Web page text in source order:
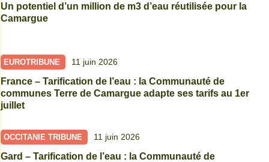
Un potentiel d’un million de m3 d’eau réutilisée pour la
Camargue
EUROTRIBUNE 11 juin 2026
France – Tarification de l’eau : la Communauté de
communes Terre de Camargue adapte ses tarifs au 1er
juillet
OCCITANIE TRIBUNE 11 juin 2026
Gard – Tarification de l’eau : la Communauté de